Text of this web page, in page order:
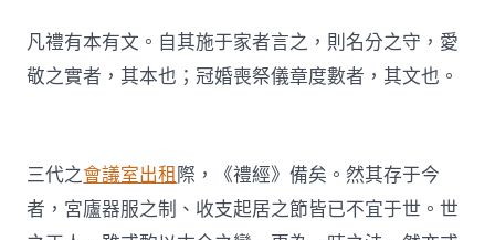
凡禮有本有文。自其施于家者言之，則名分之守，愛
敬之實者，其本也；冠婚喪祭儀章度數者，其文也。
三代之會議室出租際，《禮經》備矣。然其存于今
者，宮廬器服之制、收支起居之節皆已不宜于世。世